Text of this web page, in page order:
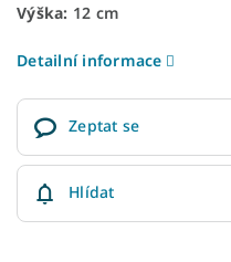
Výška: 12 cm
Detailní informace
Zeptat se
Hlídat